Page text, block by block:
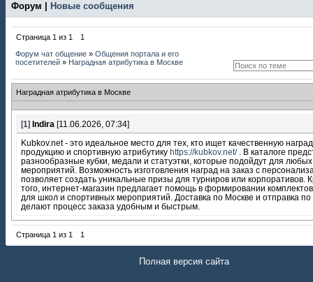
Форум | Новые сообщения
Страница 1 из 1
1
Форум чат общение » Общения портала и его
посетителей » Наградная атрибутика в Москве
Наградная атрибутика в Москве
[1] Indira [11.06.2026, 07:34]
Kubkov.net - это идеальное место для тех, кто ищет качественную
продукцию и спортивную атрибутику https://kubkov.net/. В каталоге
разнообразные кубки, медали и статуэтки, которые подойдут для любых
мероприятий. Возможность изготовления наград на заказ с
позволяет создать уникальные призы для турниров или корпоративов.
того, интернет-магазин предлагает помощь в формировании
для школ и спортивных мероприятий. Доставка по Москве и отправка по
делают процесс заказа удобным и быстрым.
Страница 1 из 1 1
Полная версия сайта